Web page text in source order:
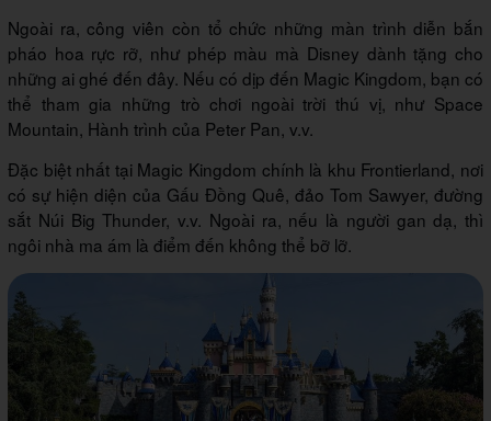
Ngoài ra, công viên còn tổ chức những màn trình diễn bắn
pháo hoa rực rỡ, như phép màu mà Disney dành tặng cho
những ai ghé đến đây. Nếu có dịp đến Magic Kingdom, bạn có
thể tham gia những trò chơi ngoài trời thú vị, như Space
Mountain, Hành trình của Peter Pan, v.v.
Đặc biệt nhất tại Magic Kingdom chính là khu Frontierland, nơi
có sự hiện diện của Gấu Đồng Quê, đảo Tom Sawyer, đường
sắt Núi Big Thunder, v.v. Ngoài ra, nếu là người gan dạ, thì
ngôi nhà ma ám là điểm đến không thể bỡ lỡ.